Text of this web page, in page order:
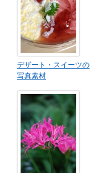
デザート・スイーツの
写真素材